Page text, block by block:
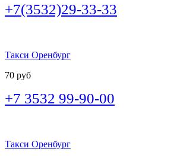
+7(3532)29-33-33
Такси Оренбург
70 руб
+7 3532 99-90-00
Такси Оренбург